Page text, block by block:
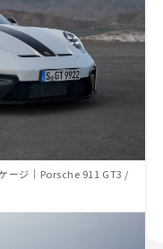
ージ｜Porsche 911 GT3 /